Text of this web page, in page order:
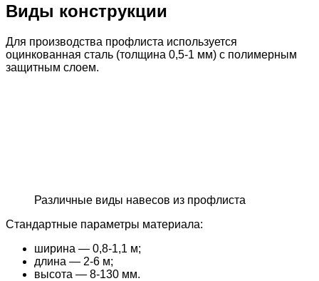
Виды конструкции
Для производства профлиста используется
оцинкованная сталь (толщина 0,5-1 мм) с полимерным
защитным слоем.
Различные виды навесов из профлиста
Стандартные параметры материала:
ширина — 0,8-1,1 м;
длина — 2-6 м;
высота — 8-130 мм.